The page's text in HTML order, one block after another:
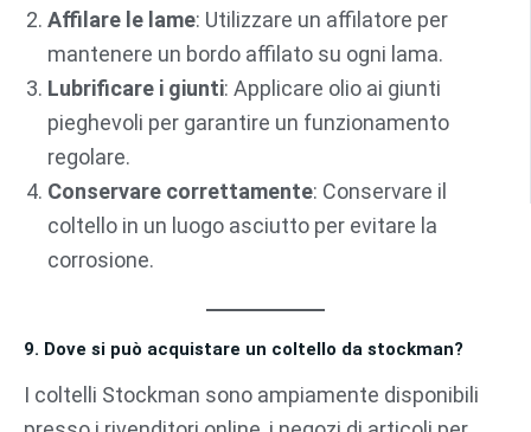
Affilare le lame: Utilizzare un affilatore per
mantenere un bordo affilato su ogni lama.
Lubrificare i giunti: Applicare olio ai giunti
pieghevoli per garantire un funzionamento
regolare.
Conservare correttamente: Conservare il
coltello in un luogo asciutto per evitare la
corrosione.
9. Dove si può acquistare un coltello da stockman?
I coltelli Stockman sono ampiamente disponibili